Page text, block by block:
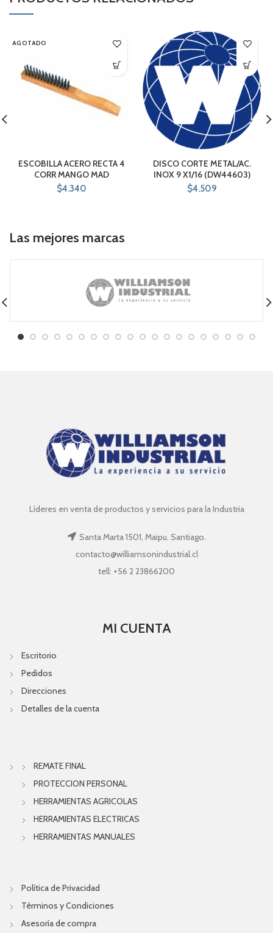
AGOTADO
ESCOBILLA ACERO RECTA 4
CORR MANGO MAD
$4.340
DISCO CORTE METAL/AC.
INOX 9 X1/16 (DW44603)
$4.509
Las mejores marcas
Líderes en venta de productos y servicios para la Industria
Santa Marta 1501, Maipu. Santiago.
contacto@williamsonindustrial.cl
tell: +56 2 23866200
MI CUENTA
Escritorio
Pedidos
Direcciones
Detalles de la cuenta
REMATE FINAL
PROTECCION PERSONAL
HERRAMIENTAS AGRICOLAS
HERRAMIENTAS ELECTRICAS
HERRAMIENTAS MANUALES
Política de Privacidad
Términos y Condiciones
Asesoría de compra